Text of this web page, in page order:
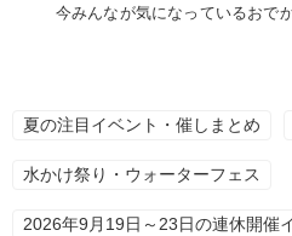
今みんなが気になっているおで
夏の注目イベント・催しまとめ
水かけ祭り・ウォーターフェス
2026年9月19日～23日の連休開催